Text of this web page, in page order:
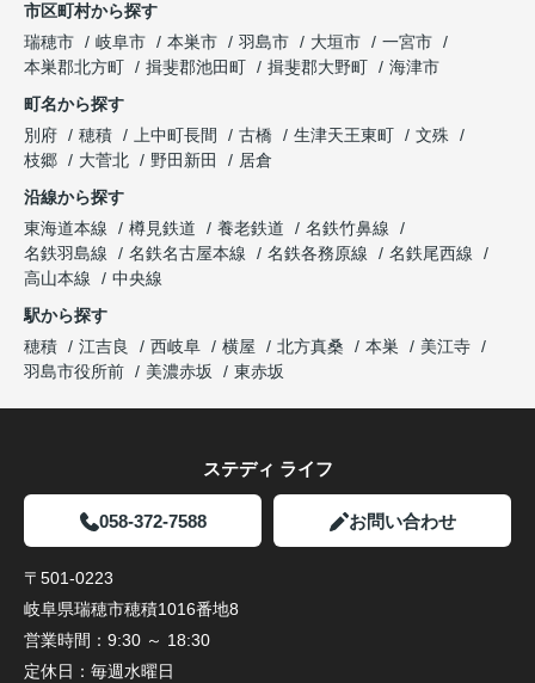
市区町村から探す
瑞穂市
岐阜市 本巣市 羽島市 大垣市
一宮市
本巣郡北方町
揖斐郡池田町 揖斐郡大野町
海津市
町名から探す
別府
穂積 上中町長間 古橋 生津天王東町
文殊
枝郷
大菅北 野田新田
居倉
沿線から探す
東海道本線
樽見鉄道 養老鉄道
名鉄竹鼻線
名鉄羽島線
名鉄名古屋本線 名鉄各務原線
名鉄尾西線
高山本線
中央線
駅から探す
穂積
江吉良 西岐阜 横屋 北方真桑 本巣
美江寺
羽島市役所前
美濃赤坂 東赤坂
ステディ ライフ
058-372-7588 お問い合わせ
〒501-0223
岐阜県瑞穂市穂積1016番地8
営業時間： 9:30 ～ 18:30
定休日： 毎週水曜日